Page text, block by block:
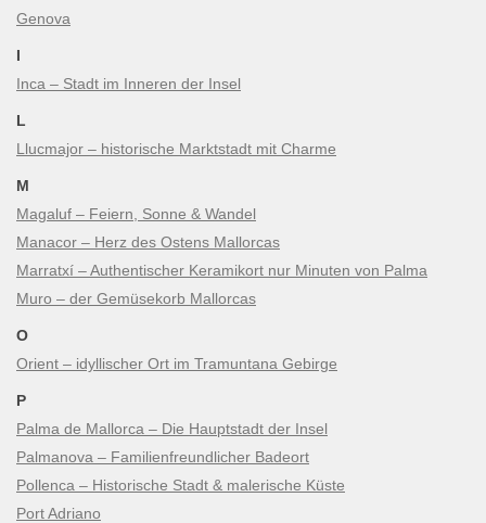
Genova
I
Inca – Stadt im Inneren der Insel
L
Llucmajor – historische Marktstadt mit Charme
M
Magaluf – Feiern, Sonne & Wandel
Manacor – Herz des Ostens Mallorcas
Marratxí – Authentischer Keramikort nur Minuten von Palma
Muro – der Gemüsekorb Mallorcas
O
Orient – idyllischer Ort im Tramuntana Gebirge
P
Palma de Mallorca – Die Hauptstadt der Insel
Palmanova – Familienfreundlicher Badeort
Pollenca – Historische Stadt & malerische Küste
Port Adriano